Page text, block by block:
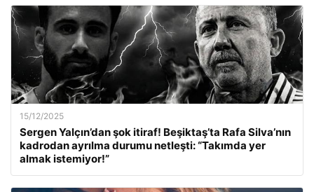
15/12/2025
Sergen Yalçın’dan şok itiraf! Beşiktaş’ta Rafa Silva’nın
kadrodan ayrılma durumu netleşti: “Takımda yer
almak istemiyor!”